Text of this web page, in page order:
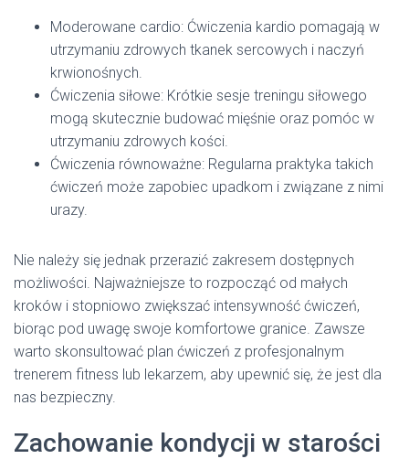
Moderowane cardio: Ćwiczenia kardio pomagają w
utrzymaniu zdrowych tkanek sercowych i naczyń
krwionośnych.
Ćwiczenia siłowe: Krótkie sesje treningu siłowego
mogą skutecznie budować mięśnie oraz pomóc w
utrzymaniu zdrowych kości.
Ćwiczenia równoważne: Regularna praktyka takich
ćwiczeń może zapobiec upadkom i związane z nimi
urazy.
Nie należy się jednak przerazić zakresem dostępnych
możliwości. Najważniejsze to rozpocząć od małych
kroków i stopniowo zwiększać intensywność ćwiczeń,
biorąc pod uwagę swoje komfortowe granice. Zawsze
warto skonsultować plan ćwiczeń z profesjonalnym
trenerem fitness lub lekarzem, aby upewnić się, że jest dla
nas bezpieczny.
Zachowanie kondycji w starości